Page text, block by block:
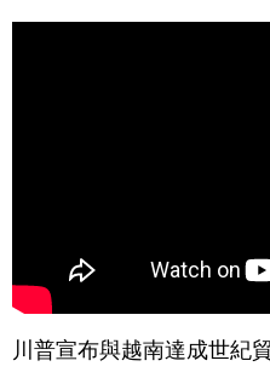
川普宣布與越南達成世紀